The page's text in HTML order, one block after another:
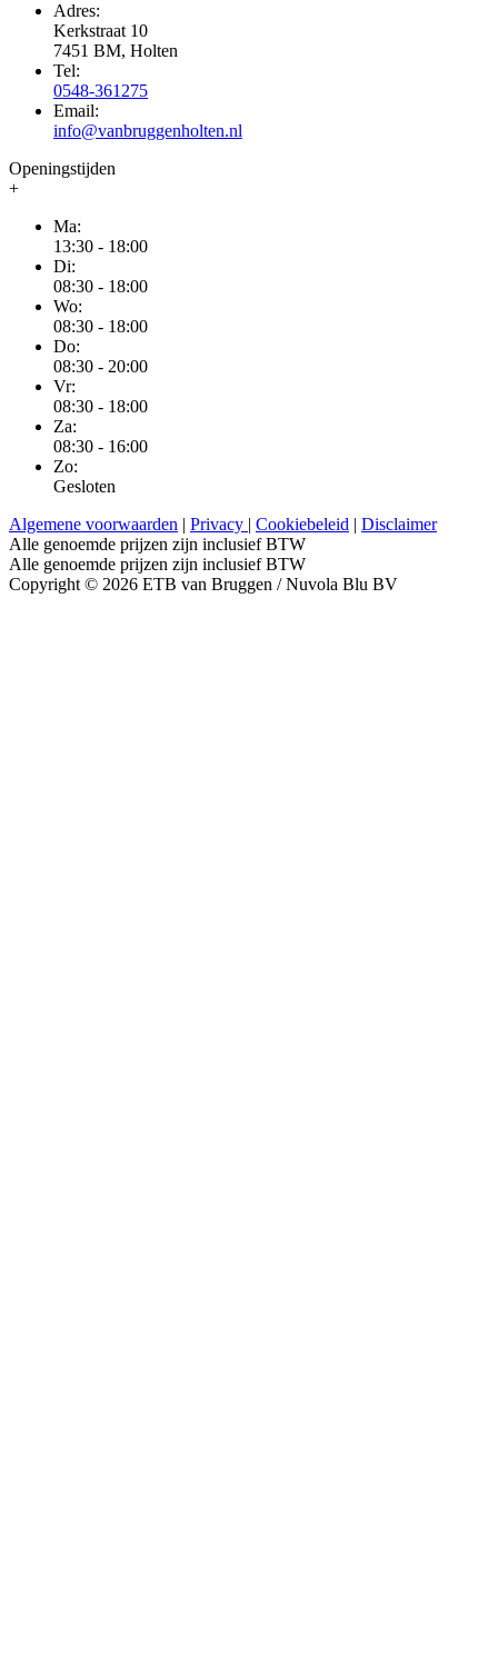
Adres:
Kerkstraat 10
7451 BM, Holten
Tel:
0548-361275
Email:
info@vanbruggenholten.nl
Openingstijden
+
Ma:
13:30 - 18:00
Di:
08:30 - 18:00
Wo:
08:30 - 18:00
Do:
08:30 - 20:00
Vr:
08:30 - 18:00
Za:
08:30 - 16:00
Zo:
Gesloten
Algemene voorwaarden | Privacy | Cookiebeleid | Disclaimer
Alle genoemde prijzen zijn inclusief BTW
Alle genoemde prijzen zijn inclusief BTW
Copyright © 2026 ETB van Bruggen / Nuvola Blu BV